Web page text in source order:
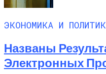
ЭКОНОМИКА И
Названы
Электронных